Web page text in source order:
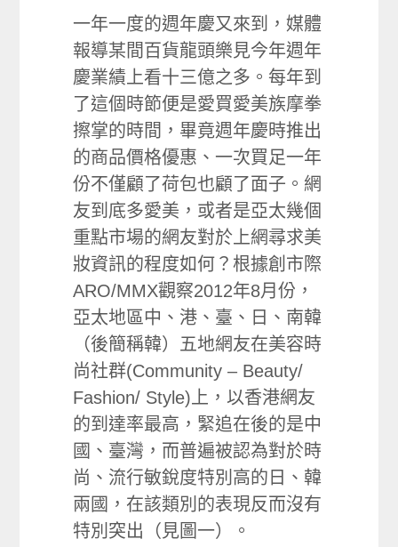
一年一度的週年慶又來到，媒體
報導某間百貨龍頭樂見今年週年
慶業績上看十三億之多。每年到
了這個時節便是愛買愛美族摩拳
擦掌的時間，畢竟週年慶時推出
的商品價格優惠、一次買足一年
份不僅顧了荷包也顧了面子。網
友到底多愛美，或者是亞太幾個
重點市場的網友對於上網尋求美
妝資訊的程度如何？根據創市際
ARO/MMX觀察2012年8月份，
亞太地區中、港、臺、日、南韓
（後簡稱韓）五地網友在美容時
尚社群(Community – Beauty/
Fashion/ Style)上，以香港網友
的到達率最高，緊追在後的是中
國、臺灣，而普遍被認為對於時
尚、流行敏銳度特別高的日、韓
兩國，在該類別的表現反而沒有
特別突出（見圖一）。